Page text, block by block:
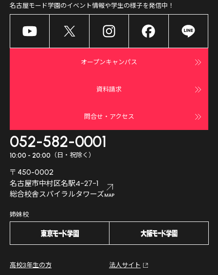
名古屋モード学園のイベント情報や学生の様子を発信中！
オープンキャンパス
資料請求
問合せ・アクセス
052-582-0001
10:00 - 20:00 （日・祝除く）
〒450-0002
名古屋市中村区名駅4-27-1
総合校舎スパイラルタワーズ
姉妹校
高校3年生の方
法人サイト